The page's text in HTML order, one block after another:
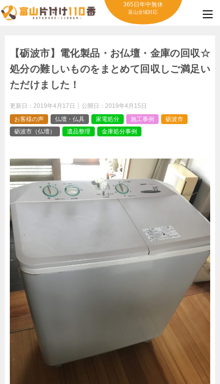
365日年中無休
富山全域対応
【砺波市】電化製品・お仏壇・金庫の回収☆
処分の難しいものをまとめて回収しご満足い
ただけました！
更新日： 2019年4月17日 公開日： 2019年4月15日
お客様の声
仏壇・仏具 家電処分 施工事例
砺波市
砺波市（仏壇）
遺品整理 金庫処分事例